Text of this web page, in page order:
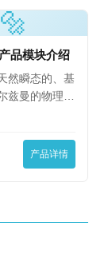
🔩
品模块介绍
然瞬态的、基
兹曼的物理
产品详情